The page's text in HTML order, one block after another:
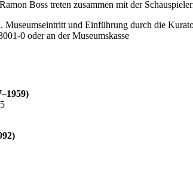
Boss treten zusammen mit der
Museumseintritt und Einführung durch die
0 oder an der Museumskasse